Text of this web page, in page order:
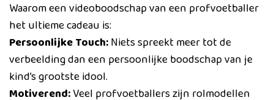
Waarom een videoboodschap van een profvoetballer
het ultieme cadeau is:
Persoonlijke Touch:Niets spreekt meer tot de
verbeelding dan een persoonlijke boodschap van je
kind’s grootste idool.
Motiverend:Veel profvoetballers zijn rolmodellen